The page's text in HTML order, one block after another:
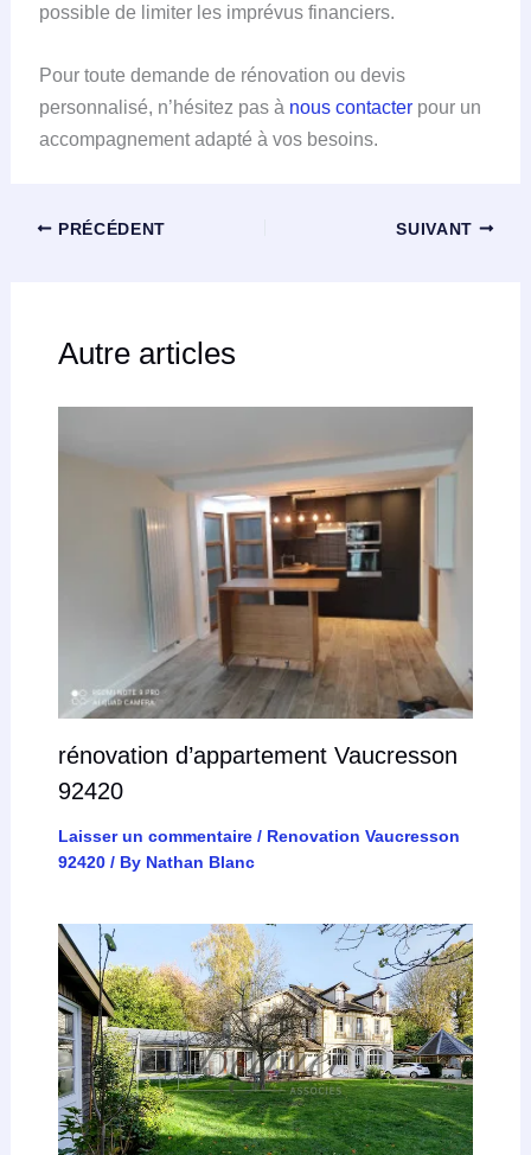
possible de limiter les imprévus financiers.
Pour toute demande de rénovation ou devis
personnalisé, n’hésitez pas à nous contacterpour un
accompagnement adapté à vos besoins.
PRÉCÉDENT SUIVANT
Autre articles
rénovation d’appartement Vaucresson
92420
Laisser un commentaire / Renovation Vaucresson
92420/ By Nathan Blanc